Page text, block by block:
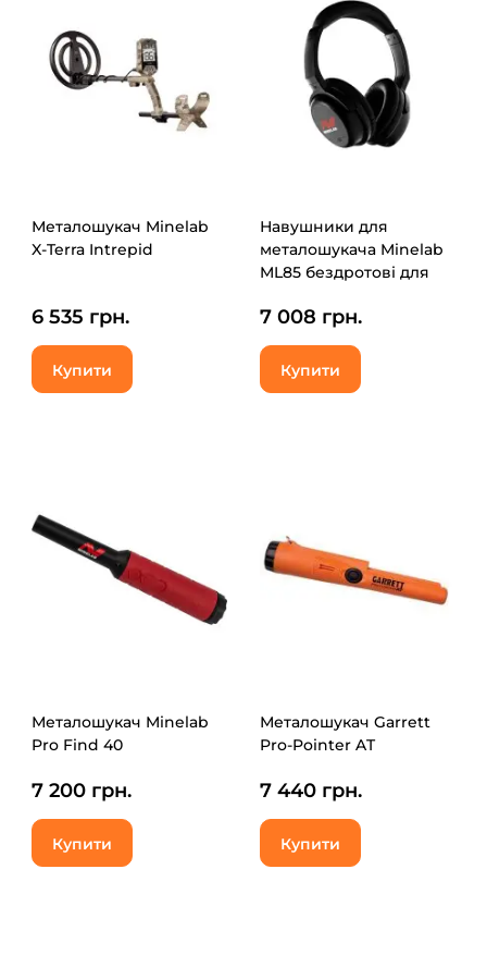
Металошукач Minelab
X-Terra Intrepid
6 535 грн.
Купити
Навушники для
металошукача Minelab
ML85 бездротові для
Pro (Headphones
Wireless ML85)
7 008 грн.
Купити
Металошукач Minelab
Pro Find 40
7 200 грн.
Купити
Металошукач Garrett
Pro-Pointer AT
7 440 грн.
Купити